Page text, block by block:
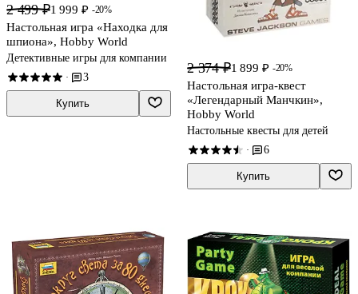
2 499 ₽1 999 ₽ -20%
Настольная игра «Находка для
шпиона», Hobby World
Детективные игры для компании
· 3
Купить
2 374 ₽1 899 ₽ -20%
Настольная игра-квест
«Легендарный Манчкин»,
Hobby World
Настольные квесты для детей
· 6
Купить